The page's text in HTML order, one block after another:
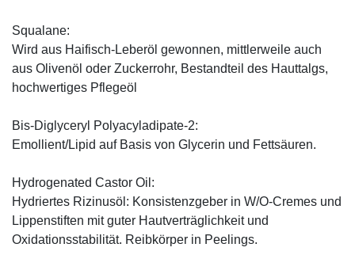
Squalane:
Wird aus Haifisch-Leberöl gewonnen, mittlerweile auch
aus Olivenöl oder Zuckerrohr, Bestandteil des Hauttalgs,
hochwertiges Pflegeöl
Bis-Diglyceryl Polyacyladipate-2:
Emollient/Lipid auf Basis von Glycerin und Fettsäuren.
Hydrogenated Castor Oil:
Hydriertes Rizinusöl: Konsistenzgeber in W/O-Cremes und
Lippenstiften mit guter Hautverträglichkeit und
Oxidationsstabilität. Reibkörper in Peelings.